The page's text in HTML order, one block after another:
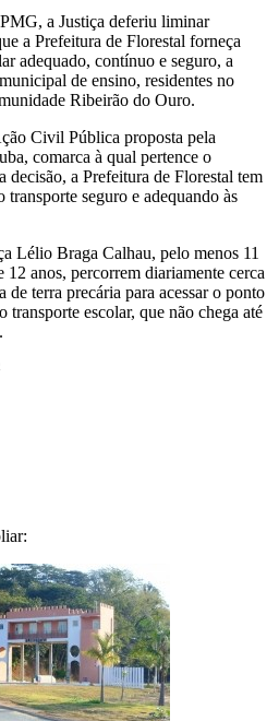
a Justiça deferiu liminar
a Prefeitura de Florestal forneça
adequado, contínuo e seguro, a
de ensino, residentes no
Ribeirão do Ouro.
Civil Pública proposta pela
comarca à qual pertence o
a Prefeitura de Florestal tem
seguro e adequando às
Lélio Braga Calhau, pelo menos 11
12 anos, percorrem diariamente cerca
de terra precária para acessar o ponto
transporte escolar, que não chega até